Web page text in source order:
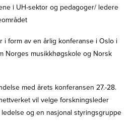
i UH-sektor og pedagoger/ ledere
i form av en årlig konferanse i Oslo i
Norges musikkhøgskole og Norsk
med årets konferansen 27.-28.
vil velge forskningsleder
ledelse og en nasjonal styringsgruppe